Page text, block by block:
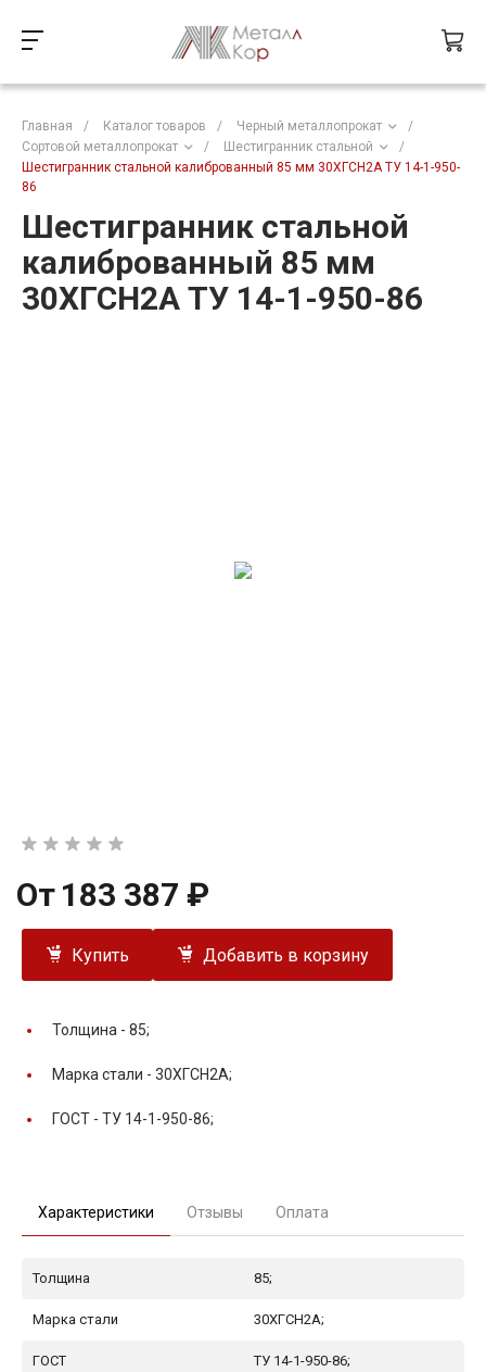
Главная / Каталог товаров / Черный металлопрокат
/
Сортовой металлопрокат
/ Шестигранник стальной
/
Шестигранник стальной калиброванный 85 мм 30ХГСН2А ТУ 14-1-950-
86
Шестигранник стальной
калиброванный 85 мм
30ХГСН2А ТУ 14-1-950-86
От 183 387 ₽
Купить Добавить в корзину
Толщина - 85;
Марка стали - 30ХГСН2А;
ГОСТ - ТУ 14-1-950-86;
Характеристики Отзывы Оплата
Толщина 85;
Марка стали 30ХГСН2А;
ГОСТ ТУ 14-1-950-86;